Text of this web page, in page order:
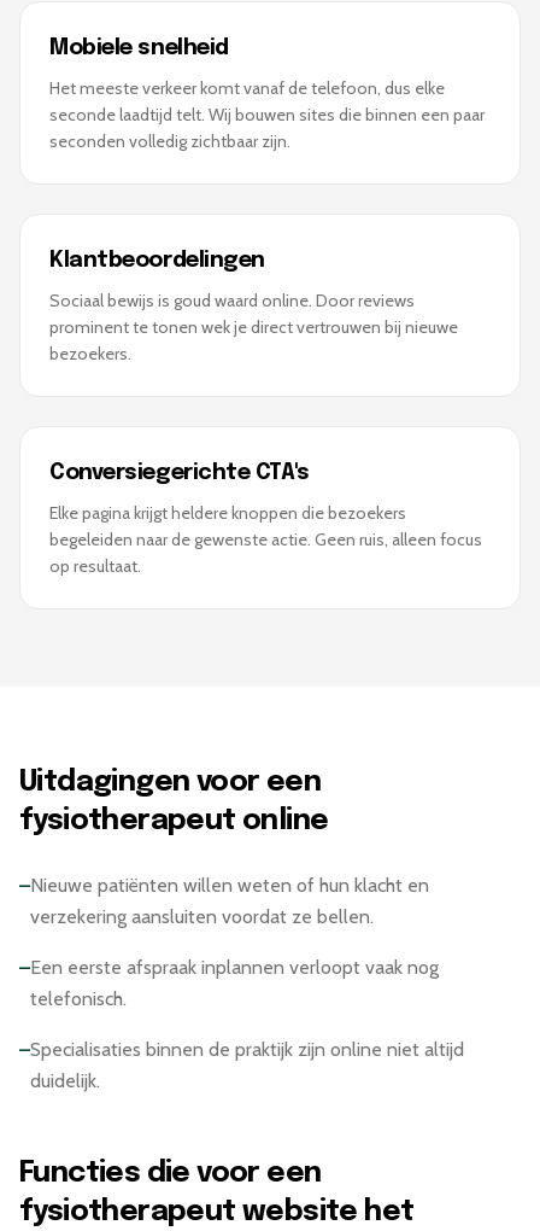
Mobiele snelheid
Het meeste verkeer komt vanaf de telefoon, dus elke
seconde laadtijd telt. Wij bouwen sites die binnen een paar
seconden volledig zichtbaar zijn.
Klantbeoordelingen
Sociaal bewijs is goud waard online. Door reviews
prominent te tonen wek je direct vertrouwen bij nieuwe
bezoekers.
Conversiegerichte CTA's
Elke pagina krijgt heldere knoppen die bezoekers
begeleiden naar de gewenste actie. Geen ruis, alleen focus
op resultaat.
Uitdagingen voor een
fysiotherapeut online
–Nieuwe patiënten willen weten of hun klacht en
verzekering aansluiten voordat ze bellen.
–Een eerste afspraak inplannen verloopt vaak nog
telefonisch.
–Specialisaties binnen de praktijk zijn online niet altijd
duidelijk.
Functies die voor een
fysiotherapeut website het